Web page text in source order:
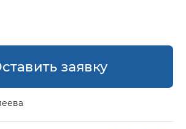
заявку